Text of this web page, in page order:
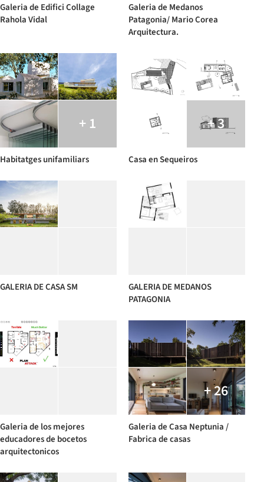
Galeria de Edifici Collage
Rahola Vidal
Galeria de Medanos
Patagonia/ Mario Corea
Arquitectura.
+ 1
Habitatges unifamiliars
+ 3
Casa en Sequeiros
GALERIA DE CASA SM
GALERIA DE MEDANOS
PATAGONIA
Galeria de los mejores
educadores de bocetos
arquitectonicos
+ 26
Galeria de Casa Neptunia /
Fabrica de casas